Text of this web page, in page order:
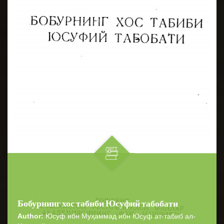
Бобурнинг хос табиби Юсуфий табобати
Author:Юсуф ибн Муҳаммад ибн Юсуф ат-табиб ал-